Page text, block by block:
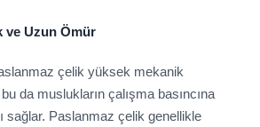
ve Uzun Ömür
çelik yüksek mekanik
da muslukların çalışma basıncına
sağlar. Paslanmaz çelik genellikle